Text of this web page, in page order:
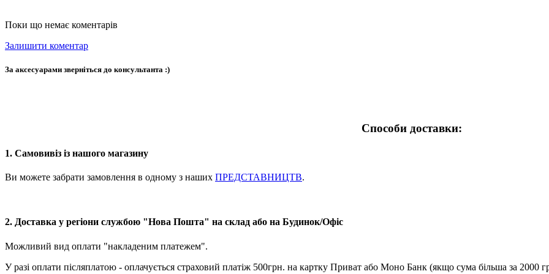
Поки що немає коментарів
Залишити коментар
За аксесуарами зверніться до консультанта :)
Способи доставки:
1. Самовивіз із нашого магазину
Ви можете забрати замовлення в одному з наших ПРЕДСТАВНИЦТВ.
2. Доставка у регіони службою "Нова Пошта" на склад або на Будинок/Офіс
Можливий вид оплати "накладеним платежем".
У разі оплати післяплатою - оплачується страховий платіж 500грн. на картку Приват або Моно Банк (якщо сума більша за 2000